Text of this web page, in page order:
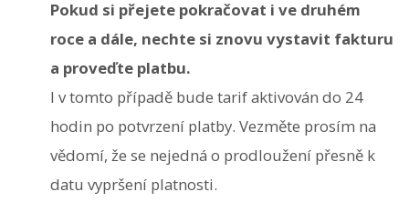
Pokud si přejete pokračovat i ve druhém
roce a dále, nechte si znovu vystavit fakturu
a proveďte platbu.
I v tomto případě bude tarif aktivován do 24
hodin po potvrzení platby. Vezměte prosím na
vědomí, že se nejedná o prodloužení přesně k
datu vypršení platnosti.